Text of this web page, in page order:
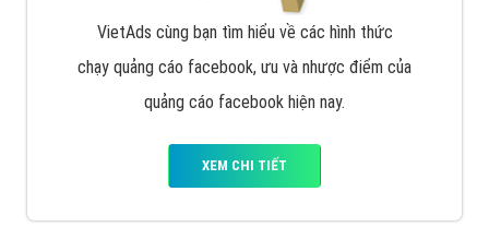
VietAds cùng bạn tìm hiểu về các hình thức
chạy quảng cáo facebook, ưu và nhược điểm của
quảng cáo facebook hiện nay.
XEM CHI TIẾT